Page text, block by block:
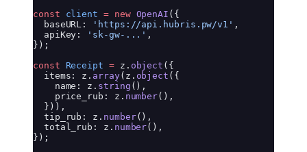
const client = new OpenAI ({
  baseURL:
'https://api.hubris.pw/v1' ,
  apiKey:
'sk-gw-...' ,
});
const Receipt = z. object ({
  items: z.
array(z. object ({
    name: z.
string (),
    price_rub: z.
number(),
  })),
  tip_rub: z.
number(),
  total_rub: z.
number(),
});